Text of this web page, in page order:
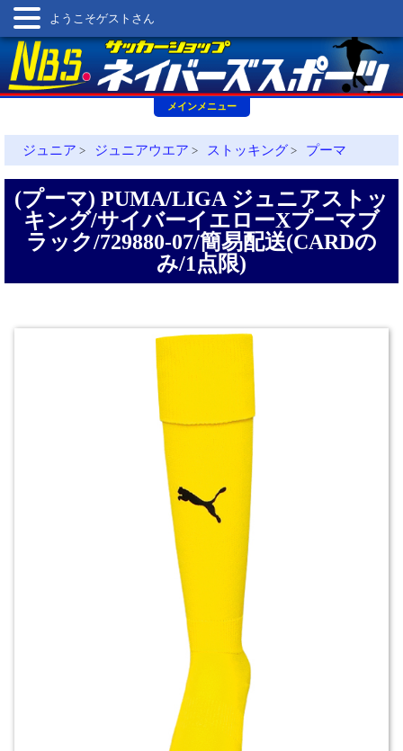
メインメニュー
ようこそゲストさん
ジュニア > ジュニアウエア > ストッキング > プーマ
(プーマ) PUMA/LIGA ジュニアストッ
キング/サイバーイエローXプーマブ
ラック/729880-07/簡易配送(CARDの
み/1点限)